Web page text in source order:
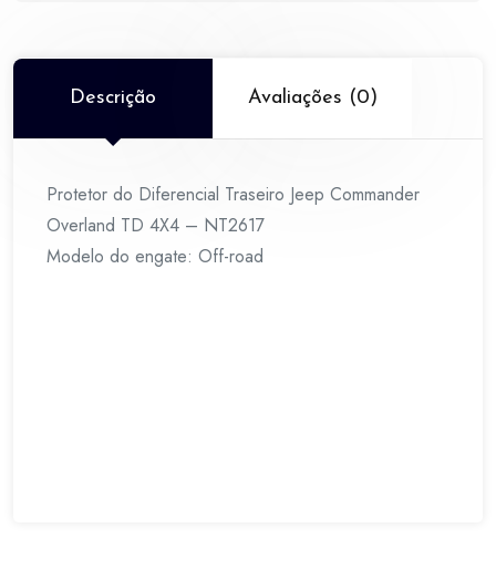
4X4
-
Descrição Avaliações (0)
Protetor do Diferencial Traseiro Jeep Commander
Overland TD 4X4 – NT2617
Modelo do engate: Off-road